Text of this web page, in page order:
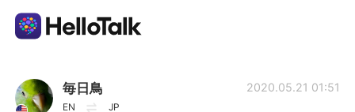
Language Exchange App
毎日鳥
EN JP
2020.05.21 01:51